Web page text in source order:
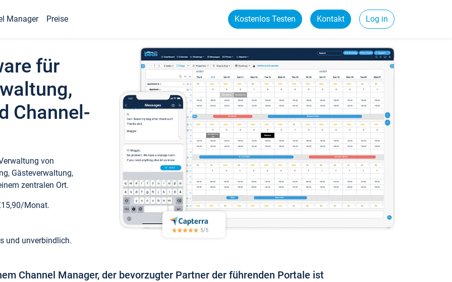
Manager Preise Kostenlos Testen Kontakt Log in
für
Channel-
von
Gästeverwaltung,
zentralen Ort.
Monat.
und unverbindlich.
Channel Manager, der bevorzugter Partner der führenden Portale ist